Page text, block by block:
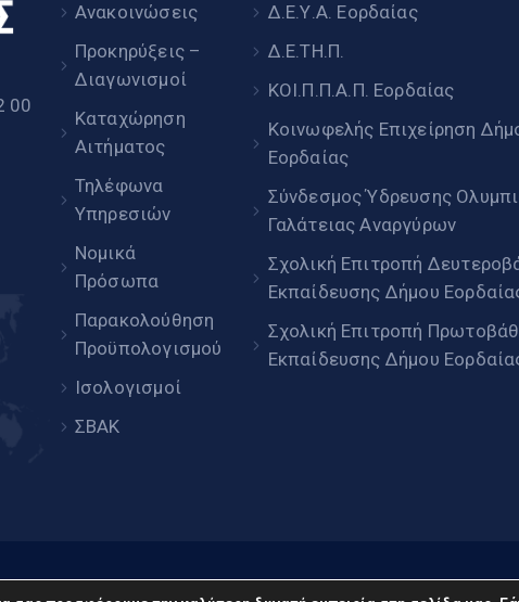
00
Ανακοινώσεις
Προκηρύξεις –
Διαγωνισμοί
Καταχώρηση
Αιτήματος
Τηλέφωνα
Υπηρεσιών
Νομικά
Πρόσωπα
Παρακολούθηση
Προϋπολογισμού
Ισολογισμοί
ΣΒΑΚ
Δ.Ε.Υ.Α. Εορδαίας
Δ.Ε.ΤΗ.Π.
ΚΟΙ.Π.Π.Α.Π. Εορδαίας
Κοινωφελής Επιχείρηση
Εορδαίας
Σύνδεσμος Ύδρευσης
Γαλάτειας Αναργύρων
Σχολική Επιτροπή
Εκπαίδευσης Δήμου
Σχολική Επιτροπή
Εκπαίδευσης Δήμου
www.eordaia.gov.gr © 2022. Με επιφύλαξη